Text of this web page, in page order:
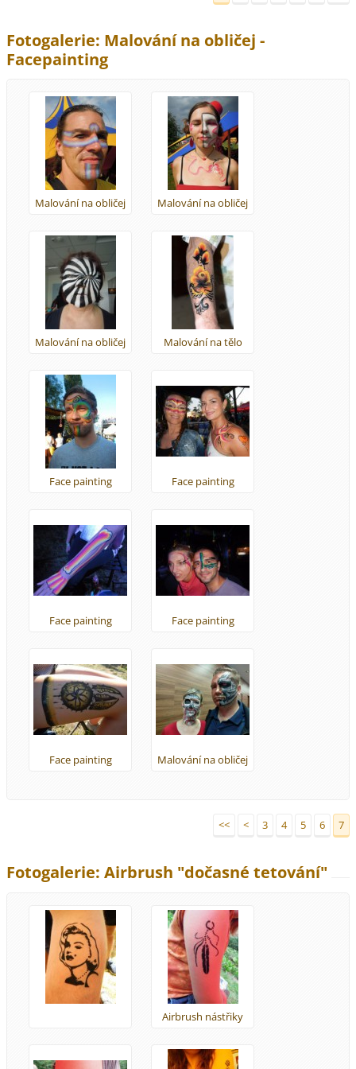
Fotogalerie: Malování na obličej -
Facepainting
Malování na obličej Malování na obličej
Malování na obličej Malování na tělo
Face painting Face painting
Face painting Face painting
Face painting Malování na obličej
<< < 3 4 5 6 7
Fotogalerie: Airbrush "dočasné tetování"
Airbrush nástřiky